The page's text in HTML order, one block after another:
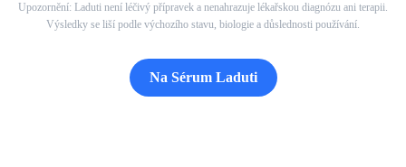
Upozornění: Laduti není léčivý přípravek a nenahrazuje lékařskou diagnózu ani terapii.
Výsledky se liší podle výchozího stavu, biologie a důslednosti používání.
Na Sérum Laduti